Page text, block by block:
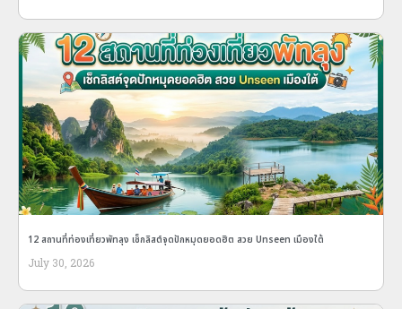
12 สถานที่ท่องเที่ยวพัทลุง เช็กลิสต์จุดปักหมุดยอดฮิต สวย Unseen เมืองใต้
July 30, 2026